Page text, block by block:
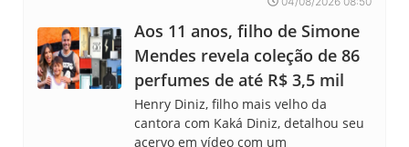
Aos 11 anos, filho de Simone
Mendes revela coleção de 86
perfumes de até R$ 3,5 mil
Henry Diniz, filho mais velho da
cantora com Kaká Diniz, detalhou seu
acervo em vídeo com um